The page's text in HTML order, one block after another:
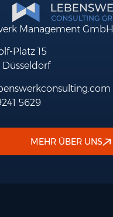
Management GmbH
Platz 15
Düsseldorf
5629
MEHR ÜBER UNS